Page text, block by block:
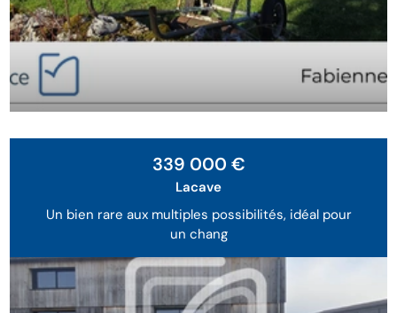
Un bien rare aux multiples possibilités, idéal pour
un chang
339 000 €
Lacave